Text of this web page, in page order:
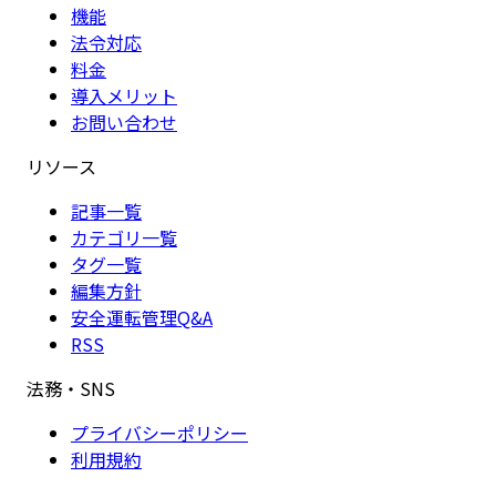
機能
法令対応
料金
導入メリット
お問い合わせ
リソース
記事一覧
カテゴリ一覧
タグ一覧
編集方針
安全運転管理Q&A
RSS
法務・SNS
プライバシーポリシー
利用規約